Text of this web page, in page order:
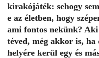
kirakójáték: sehogy
e az életben, hogy
ami fontos nekünk?
téved, még akkor is, ha
helyére kerül egy és